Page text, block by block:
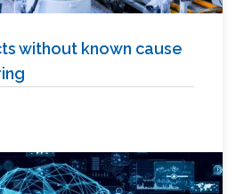
without known cause